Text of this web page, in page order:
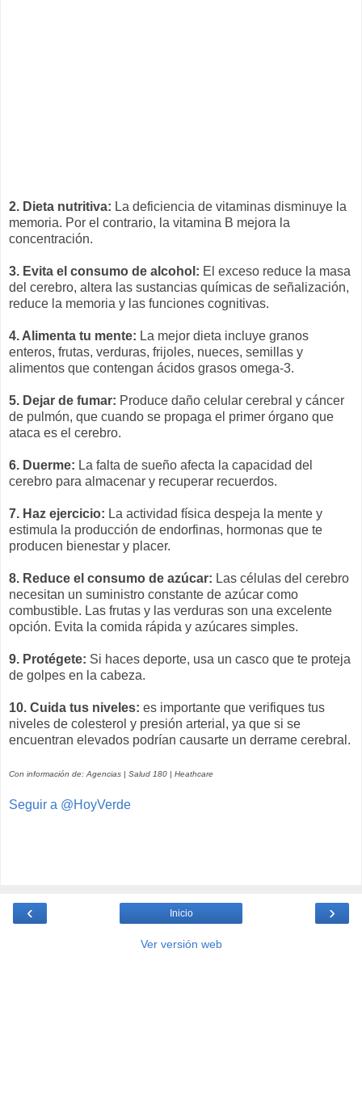
2. Dieta nutritiva: La deficiencia de vitaminas disminuye la
memoria. Por el contrario, la vitamina B mejora la
concentración.
3. Evita el consumo de alcohol: El exceso reduce la masa
del cerebro, altera las sustancias químicas de señalización,
reduce la memoria y las funciones cognitivas.
4. Alimenta tu mente: La mejor dieta incluye granos
enteros, frutas, verduras, frijoles, nueces, semillas y
alimentos que contengan ácidos grasos omega-3.
5. Dejar de fumar: Produce daño celular cerebral y cáncer
de pulmón, que cuando se propaga el primer órgano que
ataca es el cerebro.
6. Duerme: La falta de sueño afecta la capacidad del
cerebro para almacenar y recuperar recuerdos.
7. Haz ejercicio: La actividad física despeja la mente y
estimula la producción de endorfinas, hormonas que te
producen bienestar y placer.
8. Reduce el consumo de azúcar: Las células del cerebro
necesitan un suministro constante de azúcar como
combustible. Las frutas y las verduras son una excelente
opción. Evita la comida rápida y azúcares simples.
9. Protégete: Si haces deporte, usa un casco que te proteja
de golpes en la cabeza.
10. Cuida tus niveles: es importante que verifiques tus
niveles de colesterol y presión arterial, ya que si se
encuentran elevados podrían causarte un derrame cerebral.
Con información de: Agencias | Salud 180 | Heathcare
Seguir a @HoyVerde
‹ ›
Inicio
Ver versión web